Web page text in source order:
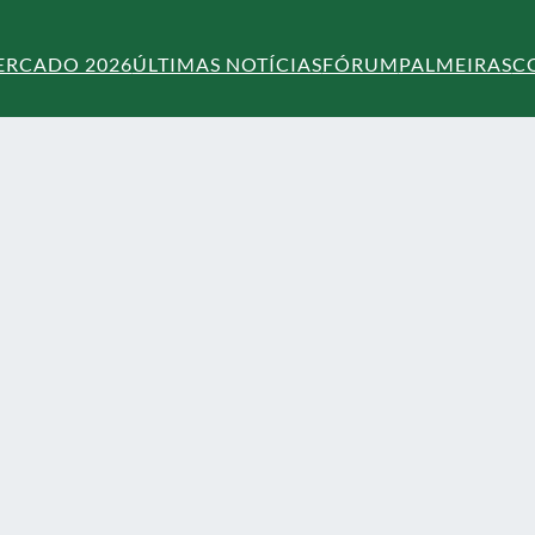
2026ÚLTIMAS NOTÍCIASFÓRUMPALMEIRAS